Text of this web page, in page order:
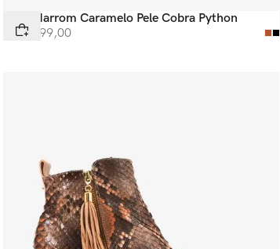
Bota Marrom Caramelo Pele Cobra Python
R$ 5 999,00